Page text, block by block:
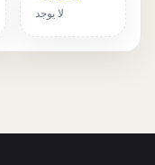
لا يوجد